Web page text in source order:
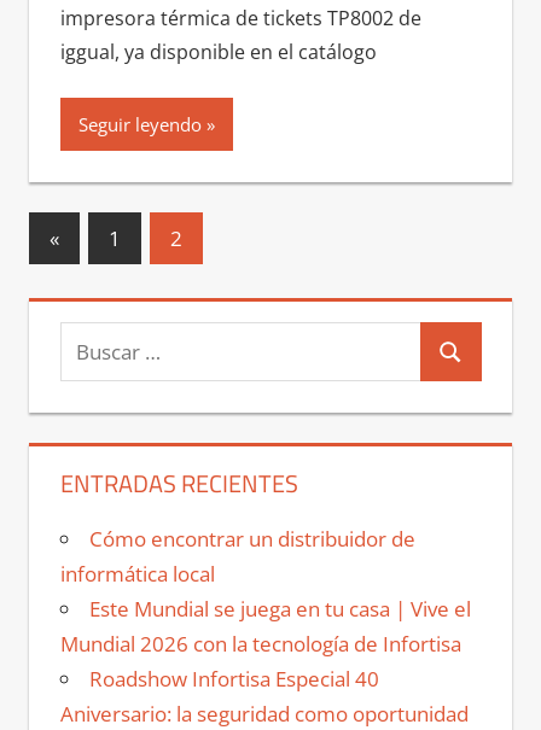
impresora térmica de tickets TP8002 de
iggual, ya disponible en el catálogo
Seguir leyendo
Paginación
entradas
«Entradas
anteriores
1 2
Buscar:
Buscar
ENTRADAS RECIENTES
Cómo encontrar un distribuidor de
informática local
Este Mundial se juega en tu casa | Vive el
Mundial 2026 con la tecnología de Infortisa
Roadshow Infortisa Especial 40
Aniversario: la seguridad como oportunidad